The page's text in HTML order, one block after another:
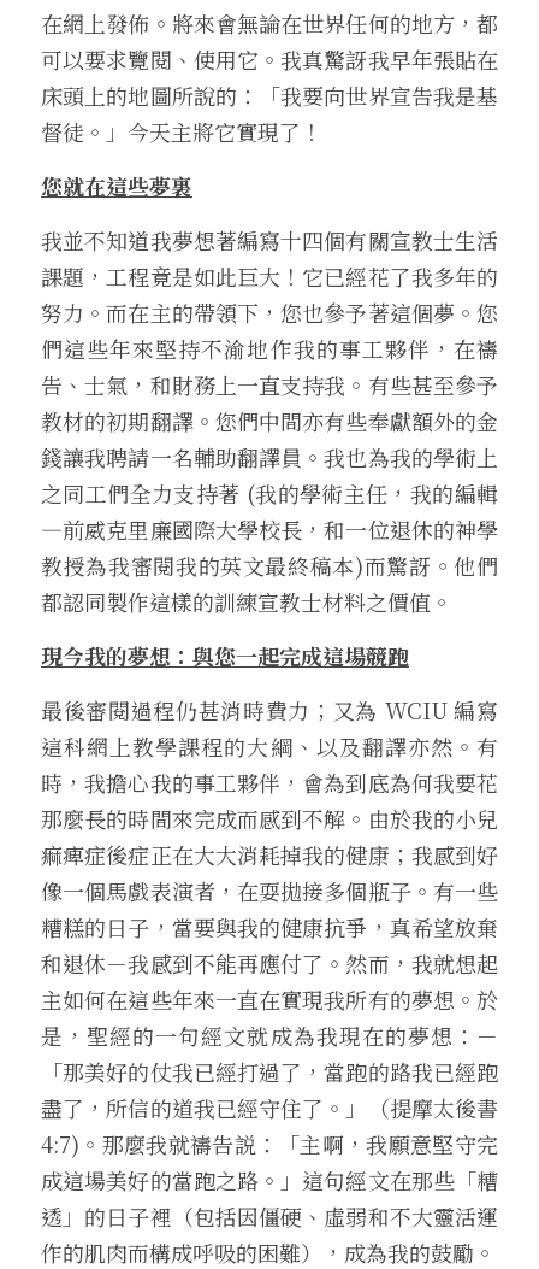
在網上發佈。將來會無論在世界任何的地方，都
可以要求覽閱、使用它。我真驚訝我早年張貼在
床頭上的地圖所說的：「我要向世界宣告我是基
督徒。」今天主將它實現了！
您就在這些夢裏
我並不知道我夢想著編寫十四個有關宣教士生活
課題，工程竟是如此巨大！它已經花了我多年的
努力。而在主的帶領下，您也參予著這個夢。您
們這些年來堅持不渝地作我的事工夥伴，在禱
告、士氣，和財務上一直支持我。有些甚至參予
教材的初期翻譯。您們中間亦有些奉獻額外的金
錢讓我聘請一名輔助翻譯員。我也為我的學術上
之同工們全力支持著 (我的學術主任，我的編輯
—前威克里廉國際大學校長，和一位退休的神學
教授為我審閱我的英文最終稿本)而驚訝。他們
都認同製作這樣的訓練宣教士材料之價值。
現今我的夢想：與您一起完成這場競跑
最後審閱過程仍甚消時費力；又為 WCIU 編寫
這科網上教學課程的大綱、以及翻譯亦然。有
時，我擔心我的事工夥伴，會為到底為何我要花
那麼長的時間來完成而感到不解。由於我的小兒
痲痺症後症正在大大消耗掉我的健康；我感到好
像一個馬戲表演者，在耍拋接多個瓶子。有一些
糟糕的日子，當要與我的健康抗爭，真希望放棄
和退休－我感到不能再應付了。然而，我就想起
主如何在這些年來一直在實現我所有的夢想。於
是，聖經的一句經文就成為我現在的夢想：－
「那美好的仗我已經打過了，當跑的路我已經跑
盡了，所信的道我已經守住了。」（提摩太後書
4:7)。那麼我就禱告説：「主啊，我願意堅守完
成這場美好的當跑之路。」這句經文在那些「糟
透」的日子裡（包括因僵硬、虛弱和不大靈活運
作的肌肉而構成呼吸的困難），成為我的鼓勵。